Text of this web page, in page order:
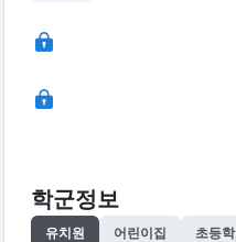
학군정보
유치원 어린이집 초등